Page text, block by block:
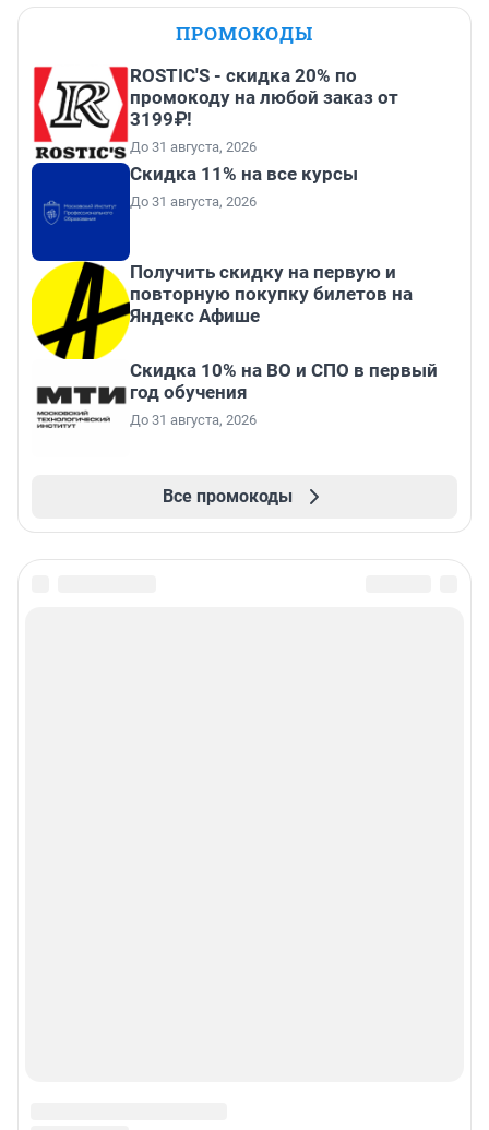
ПРОМОКОДЫ
ROSTIC'S - скидка 20% по
промокоду на любой заказ от
3199₽!
До 31 августа, 2026
Скидка 11% на все курсы
До 31 августа, 2026
Получить скидку на первую и
повторную покупку билетов на
Яндекс Афише
Скидка 10% на ВО и СПО в первый
год обучения
До 31 августа, 2026
Все промокоды